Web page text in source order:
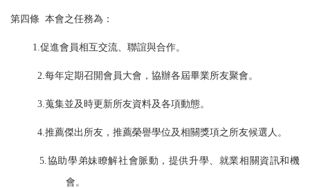
第四條 本會之任務為：
1.促進會員相互交流、聯誼與合作。
2.每年定期召開會員大會，協辦各屆畢業所友聚會。
3.蒐集並及時更新所友資料及各項動態。
4.推薦傑出所友，推薦榮譽學位及相關獎項之所友候選人。
5.協助學弟妹瞭解社會脈動，提供升學、就業相關資訊和機
會。